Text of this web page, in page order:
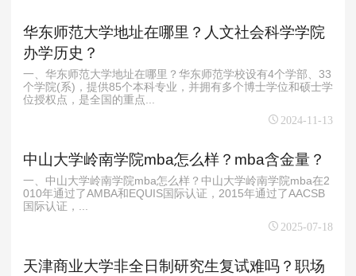
华东师范大学地址在哪里？人文社会科学学院
办学历史？
一、华东师范大学地址在哪里？华东师范学校设有4个学部、33
个学院(系)，提供85个本科专业，并拥有多个博士学位和硕士学
位授权点，是全国的重点...
2024-11-13
中山大学岭南学院mba怎么样？mba含金量？
一、中山大学岭南学院mba怎么样？中山大学岭南学院mba在2
010年通过了AMBA和EQUIS国际认证，2015年通过了AACSB
国际认证，...
2025-07-18
天津商业大学非全日制研究生复试难吗？职场